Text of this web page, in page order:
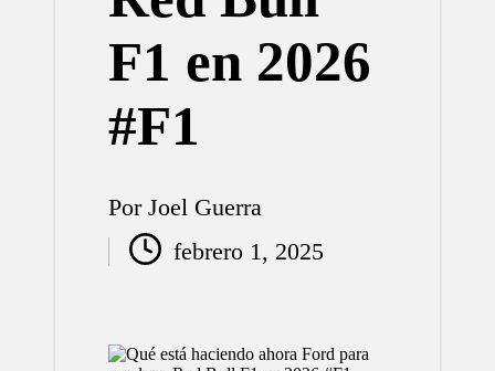
F1 en 2026
#F1
Publicado
por
Por Joel Guerra
febrero 1, 2025